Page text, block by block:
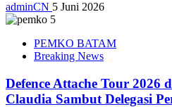
adminCN 5 Juni 2026
PEMKO BATAM
Breaking News
Defence Attache Tour
Claudia Sambut Delegasi